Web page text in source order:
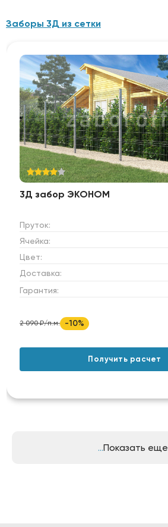
Заборы 3Д из сетки
3Д забор ЭКОНОМ
Пруток:
Ячейка:
Цвет:
Доставка:
Гарантия:
2 090 ₽/п.м. -10%
Получить расчет
Показать еще